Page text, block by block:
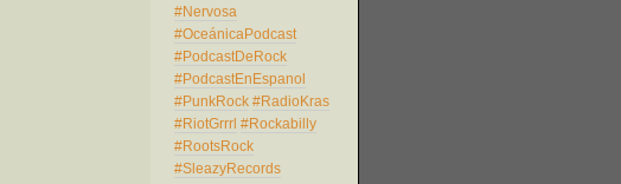
#Nervosa
#OceánicaPodcast
#PodcastDeRock
#PodcastEnEspanol
#PunkRock #RadioKras
#RiotGrrrl #Rockabilly
#RootsRock
#SleazyRecords